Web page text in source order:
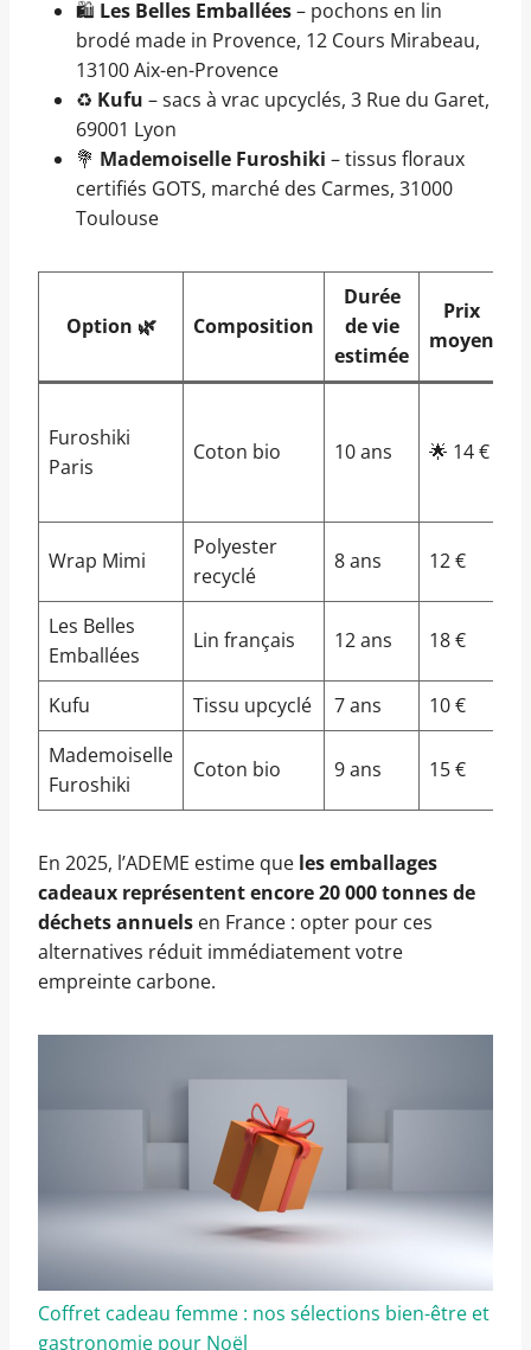
🛍️ Les Belles Emballées– pochons en lin
brodé made in Provence, 12 Cours Mirabeau,
13100 Aix-en-Provence
♻️ Kufu – sacs à vrac upcyclés, 3 Rue du Garet,
69001 Lyon
💐 Mademoiselle Furoshiki – tissus floraux
certifiés GOTS, marché des Carmes, 31000
Toulouse
Option 🌿 Composition
Durée
de vie
estimée
Prix
moyen
Furoshiki
Paris
Coton bio 10 ans 🌟 14 €
Wrap Mimi
Polyester
recyclé
8 ans 12 €
Les Belles
Emballées
Lin français 12 ans 18 €
Kufu
Tissu upcyclé 7 ans 10 €
Mademoiselle
Furoshiki
Coton bio 9 ans 15 €
En 2025, l’ADEME estime que les emballages
cadeaux représentent encore 20 000 tonnes de
déchets annuels en France : opter pour ces
alternatives réduit immédiatement votre
empreinte carbone.
Coffret cadeau femme : nos sélections bien-être et
gastronomie pour Noël